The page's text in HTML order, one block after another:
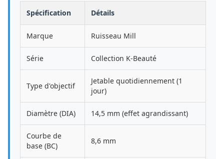
Spécification Détails
Marque Ruisseau Mill
Série Collection K-Beauté
Type d'objectif
Jetable quotidiennement (1
jour)
Diamètre (DIA) 14,5 mm (effet agrandissant)
Courbe de
base (BC)
8,6 mm